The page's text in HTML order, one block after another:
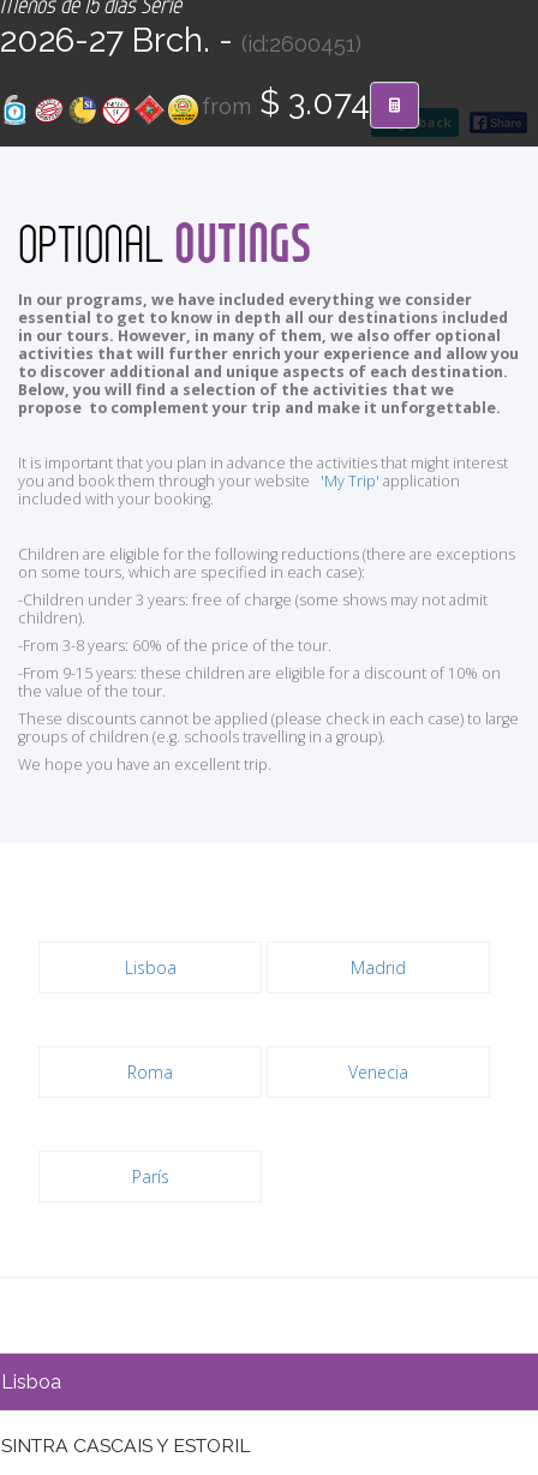
Find your Tour
go back
2026-27 Brch. - (id:2600451)
from $ 3.074
OPTIONALOUTINGS
In our programs, we have included everything we consider
essential to get to know in depth all our destinations included
in our tours. However, in many of them, we also offer optional
activities that will further enrich your experience and allow you
to discover additional and unique aspects of each destination.
Below, you will find a selection of the activities that we
propose to complement your trip and make it unforgettable.
It is important that you plan in advance the activities that might interest
you and book them through your website 'My Trip' application
included with your booking.
Children are eligible for the following reductions (there are exceptions
on some tours, which are specified in each case):
-Children under 3 years: free of charge (some shows may not admit
children).
-From 3-8 years: 60% of the price of the tour.
-From 9-15 years: these children are eligible for a discount of 10% on
the value of the tour.
These discounts cannot be applied (please check in each case) to large
groups of children (e.g. schools travelling in a group).
We hope you have an excellent trip.
Lisboa Madrid
Roma Venecia
París
Lisboa
SINTRA CASCAIS Y ESTORIL